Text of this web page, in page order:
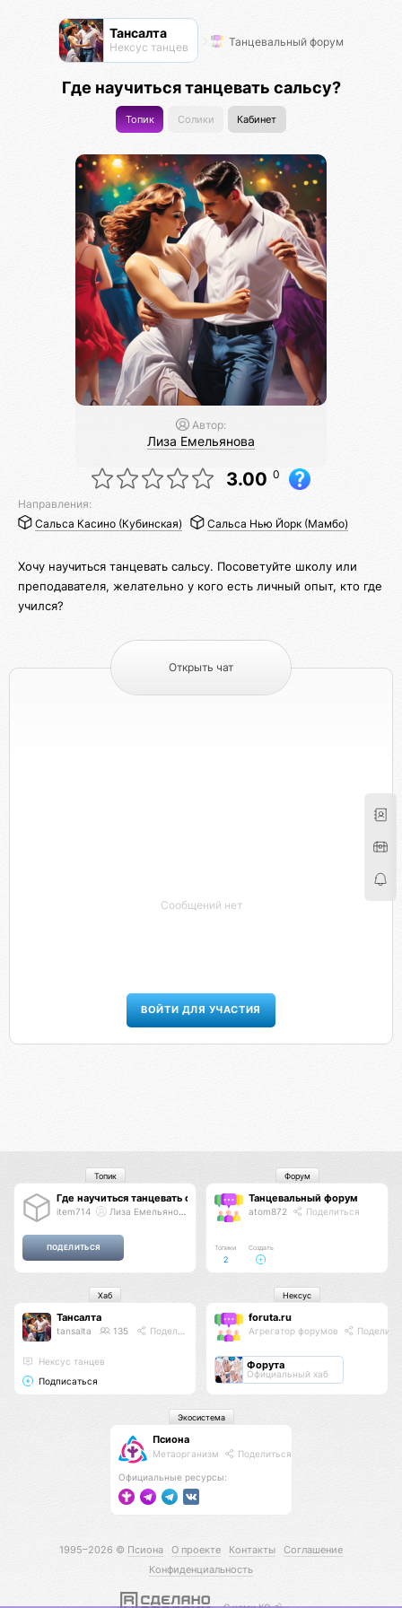
Тансалта
Нексус танцев Танцевальный форум
Где научиться танцевать сальсу?
Топик Солики Кабинет
Автор:
Лиза Емельянова
3.00 0
Направления:
Сальса Касино (Кубинская)
Сальса Нью Йорк (Мамбо)
Хочу научиться танцевать сальсу. Посоветуйте школу или
преподавателя, желательно у кого есть личный опыт, кто где
учился?
Открыть чат
Сообщений нет
ВОЙТИ ДЛЯ УЧАСТИЯ
Где научиться танцевать сальсу?
item714 Лиза Емельянова
Топик
Танцевальный форум
atom872 Поделиться
Топики
2
Создать
Форум
Тансалта
tansalta 135 Поделиться
Нексус танцев
Подписаться
Хаб
foruta.ru
Агрегатор форумов
Форута
Официальный хаб
Нексус
Псиона
Метаорганизм Поделиться
Официальные ресурсы:
Экосистема
1995–2026 © Псиона О проекте Контакты
Соглашение
Конфиденциальность